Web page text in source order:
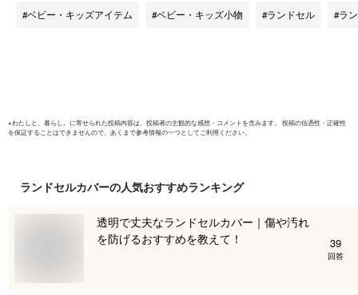
ッド ピンク ライト
緑 水色
ベビー・キッズアイテム ベビー・キッズ小物 ランドセル ラ
※わたしと、暮らし。 に寄せられた投稿内容は、投稿者の主観的な感想・コメントを含みます。 投稿の信憑性・正確性
を保証することはできませんので、あくまで参考情報の一つとしてご利用ください。
ランドセルカバーの人気おすすめランキング
透明で丈夫なランドセルカバー｜傷や汚れ
を防げるおすすめを教えて！
39
回答